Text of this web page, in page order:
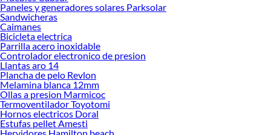
Colchón King!
Explora la variedad de productos de Colchón King en Sodimac
Herramientas, materiales y accesorios de calidad para tus proyectos y
renovación de espacios. ¡Visítanos y descubre todo lo que tenemos para
ofrecerte!
Encuentra una amplia variedad de productos de Colchón King en Sodimac.
Encuentra todo lo necesario para tus proyectos de renovación y decoración.
¡Visítanos y haz tus ideas realidad!
Paneles y generadores solares Parksolar
Sandwicheras
Caimanes
Bicicleta electrica
Parrilla acero inoxidable
Controlador electronico de presion
Llantas aro 14
Plancha de pelo Revlon
Melamina blanca 12mm
Ollas a presion Marmicoc
Termoventilador Toyotomi
Hornos electricos Doral
Estufas pellet Amesti